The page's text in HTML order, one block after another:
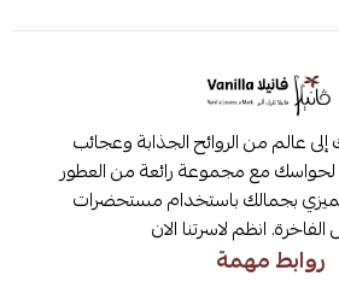
عالم من الروائح الجذابة وعجائب
لحواسك مع مجموعة رائعة من العطور
تميزي بجمالك باستخدام مستحضرات
انظم لاسرتنا الان
روابط مهمة